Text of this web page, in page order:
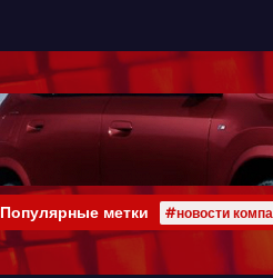
Популярные метки #новости